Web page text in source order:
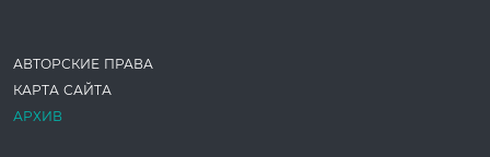
АВТОРСКИЕ ПРАВА
КАРТА САЙТА
АРХИВ